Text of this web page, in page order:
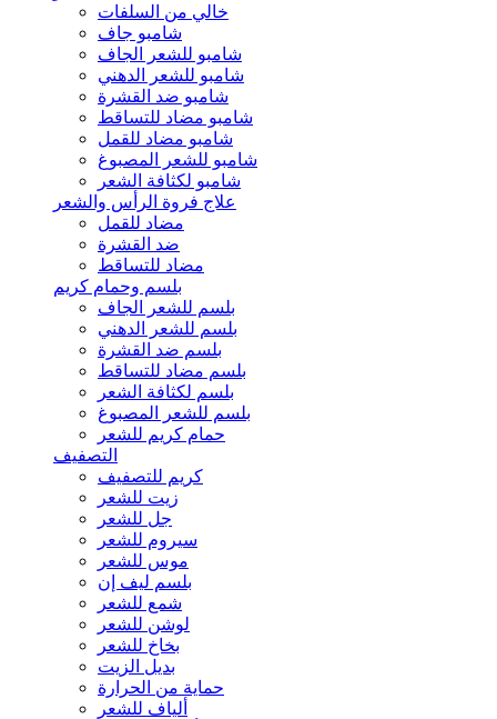
خالي من السلفات
شامبو جاف
شامبو للشعر الجاف
شامبو للشعر الدهني
شامبو ضد القشرة
شامبو مضاد للتساقط
شامبو مضاد للقمل
شامبو للشعر المصبوغ
شامبو لكثافة الشعر
علاج فروة الرأس والشعر
مضاد للقمل
ضد القشرة
مضاد للتساقط
بلسم وحمام كريم
بلسم للشعر الجاف
بلسم للشعر الدهني
بلسم ضد القشرة
بلسم مضاد للتساقط
بلسم لكثافة الشعر
بلسم للشعر المصبوغ
حمام كريم للشعر
التصفيف
كريم للتصفيف
زيت للشعر
جل للشعر
سيروم للشعر
موس للشعر
بلسم ليف إن
شمع للشعر
لوشن للشعر
بخاخ للشعر
بديل الزيت
حماية من الحرارة
ألياف للشعر